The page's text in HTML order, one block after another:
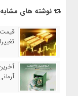
نوشته های مشابه